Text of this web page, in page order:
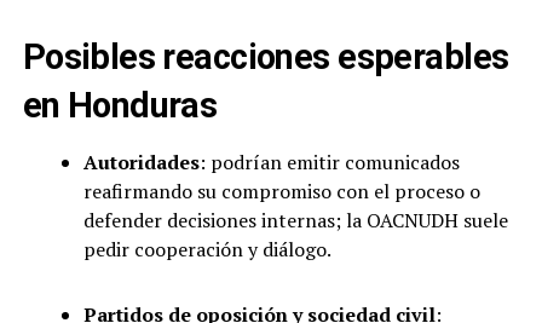
Posibles reacciones esperables
en Honduras
Autoridades: podrían emitir comunicados
reafirmando su compromiso con el proceso o
defender decisiones internas; la OACNUDH suele
pedir cooperación y diálogo.
Partidos de oposición y sociedad civil: